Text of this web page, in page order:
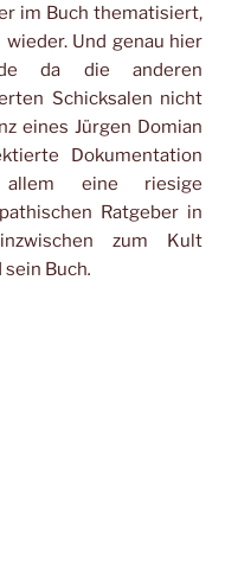
im Buch thematisiert,
Und genau hier
da die anderen
Schicksalen nicht
eines Jürgen Domian
Dokumentation
eine riesige
Ratgeber in
zum Kult
sein Buch.